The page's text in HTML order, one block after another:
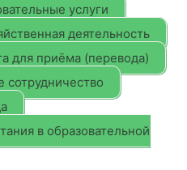
услуги
деятельность
для приёма (перевода)
в образовательной